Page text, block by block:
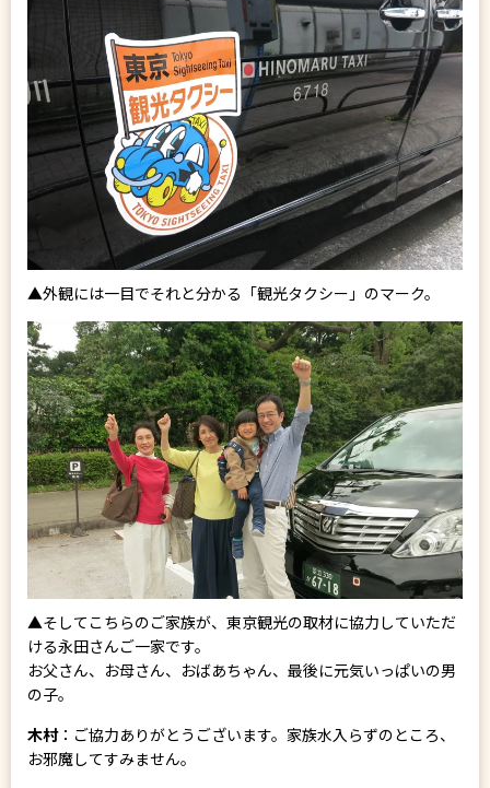
▲外観には一目でそれと分かる「観光タクシー」のマーク。
▲そしてこちらのご家族が、東京観光の取材に協力していただ
ける永田さんご一家です。
お父さん、お母さん、おばあちゃん、最後に元気いっぱいの男
の子。
木村：ご協力ありがとうございます。家族水入らずのところ、
お邪魔してすみません。